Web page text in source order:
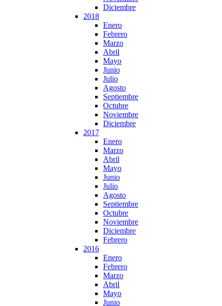
Diciembre
2018
Enero
Febrero
Marzo
Abril
Mayo
Junio
Julio
Agosto
Septiembre
Octubre
Noviembre
Diciembre
2017
Enero
Marzo
Abril
Mayo
Junio
Julio
Agosto
Septiembre
Octubre
Noviembre
Diciembre
Febrero
2016
Enero
Febrero
Marzo
Abril
Mayo
Junio